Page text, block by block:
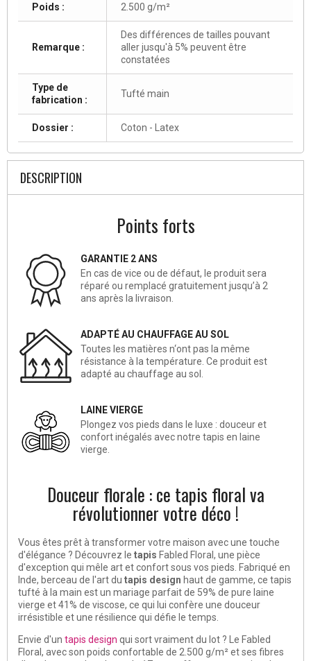
Poids : 2.500 g/m²
Remarque :
Des différences de tailles pouvant
aller jusqu'à 5% peuvent être
constatées
Type de
fabrication :
Tufté main
Dossier : Coton - Latex
DESCRIPTION
Points forts
GARANTIE 2 ANS
En cas de vice ou de défaut, le produit sera
réparé ou remplacé gratuitement jusqu’à 2
ans après la livraison.
ADAPTÉ AU CHAUFFAGE AU SOL
Toutes les matières n‘ont pas la même
résistance à la température. Ce produit est
adapté au chauffage au sol.
LAINE VIERGE
Plongez vos pieds dans le luxe : douceur et
confort inégalés avec notre tapis en laine
vierge.
Douceur florale : ce tapis floral va
révolutionner votre déco !
Vous êtes prêt à transformer votre maison avec une touche
d'élégance ? Découvrez le tapis Fabled Floral, une pièce
d'exception qui mêle art et confort sous vos pieds. Fabriqué en
Inde, berceau de l'art du tapis design haut de gamme, ce tapis
tufté à la main est un mariage parfait de 59% de pure laine
vierge et 41% de viscose, ce qui lui confère une douceur
irrésistible et une résilience qui défie le temps.
Envie d'un tapis design qui sort vraiment du lot ? Le Fabled
Floral, avec son poids confortable de 2.500 g/m² et ses fibres